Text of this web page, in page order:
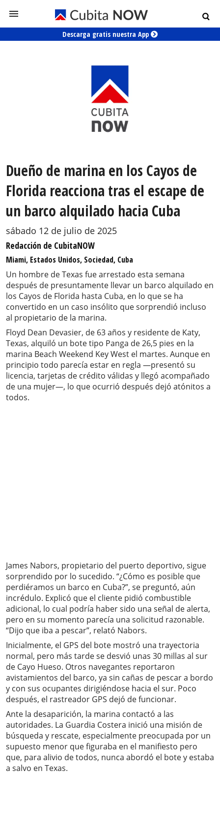
Descarga gratis nuestra App
Dueño de marina en los Cayos de
Florida reacciona tras el escape de
un barco alquilado hacia Cuba
sábado 12 de julio de 2025
Redacción de CubitaNOW
Miami, Estados Unidos, Sociedad, Cuba
Un hombre de Texas fue arrestado esta semana
después de presuntamente llevar un barco alquilado en
los Cayos de Florida hasta Cuba, en lo que se ha
convertido en un caso insólito que sorprendió incluso
al propietario de la marina.
Floyd Dean Devasier, de 63 años y residente de Katy,
Texas, alquiló un bote tipo Panga de 26,5 pies en la
marina Beach Weekend Key West el martes. Aunque en
principio todo parecía estar en regla —presentó su
licencia, tarjetas de crédito válidas y llegó acompañado
de una mujer—, lo que ocurrió después dejó atónitos a
todos.
James Nabors, propietario del puerto deportivo, sigue
sorprendido por lo sucedido. “¿Cómo es posible que
perdiéramos un barco en Cuba?”, se preguntó, aún
incrédulo. Explicó que el cliente pidió combustible
adicional, lo cual podría haber sido una señal de alerta,
pero en su momento parecía una solicitud razonable.
“Dijo que iba a pescar”, relató Nabors.
Inicialmente, el GPS del bote mostró una trayectoria
normal, pero más tarde se desvió unas 30 millas al sur
de Cayo Hueso. Otros navegantes reportaron
avistamientos del barco, ya sin cañas de pescar a bordo
y con sus ocupantes dirigiéndose hacia el sur. Poco
después, el rastreador GPS dejó de funcionar.
Ante la desaparición, la marina contactó a las
autoridades. La Guardia Costera inició una misión de
búsqueda y rescate, especialmente preocupada por un
supuesto menor que figuraba en el manifiesto pero
que, para alivio de todos, nunca abordó el bote y estaba
a salvo en Texas.